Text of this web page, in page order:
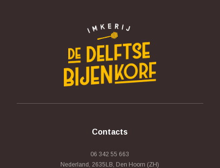
Contacts
06 342 55 663
Nederland, 2635LB, Den Hoorn (ZH)